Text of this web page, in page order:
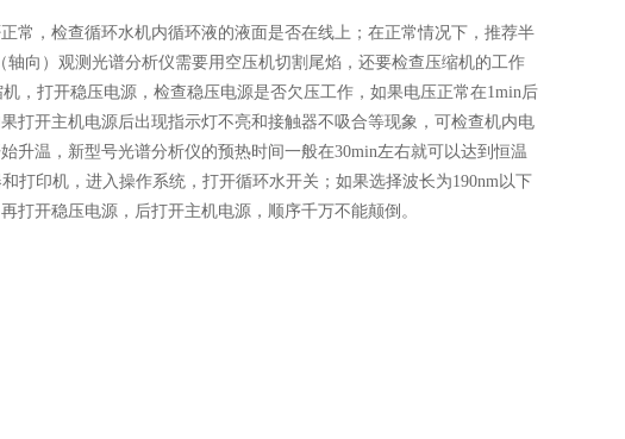
，检查循环水机内循环液的液面是否在线上；在正常情况下，推荐半
向）观测光谱分析仪需要用空压机切割尾焰，还要检查压缩机的工作
，打开稳压电源，检查稳压电源是否欠压工作，如果电压正常在1min后
打开主机电源后出现指示灯不亮和接触器不吸合等现象，可检查机内电
升温，新型号光谱分析仪的预热时间一般在30min左右就可以达到恒温
打印机，进入操作系统，打开循环水开关；如果选择波长为190nm以下
打开稳压电源，后打开主机电源，顺序千万不能颠倒。